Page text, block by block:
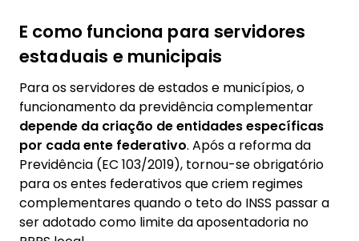
E como funciona para servidores
estaduais e municipais
Para os servidores de estados e municípios, o
funcionamento da previdência complementar
depende da criação de entidades específicas
por cada ente federativo. Após a reforma da
Previdência (EC 103/2019), tornou-se obrigatório
para os entes federativos que criem regimes
complementares quando o teto do INSS passar a
ser adotado como limite da aposentadoria no